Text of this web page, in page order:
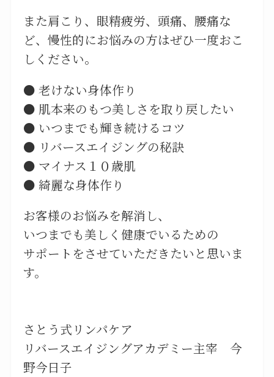
また肩こり、眼精疲労、頭痛、腰痛な
ど、慢性的にお悩みの方はぜひ一度おこ
しください。
● 老けない身体作り
● 肌本来のもつ美しさを取り戻したい
● いつまでも輝き続けるコツ
● リバースエイジングの秘訣
● マイナス１０歳肌
● 綺麗な身体作り
お客様のお悩みを解消し、
いつまでも美しく健康でいるための
サポートをさせていただきたいと思いま
す。
さとう式リンパケア
リバースエイジングアカデミー主宰 今
野今日子